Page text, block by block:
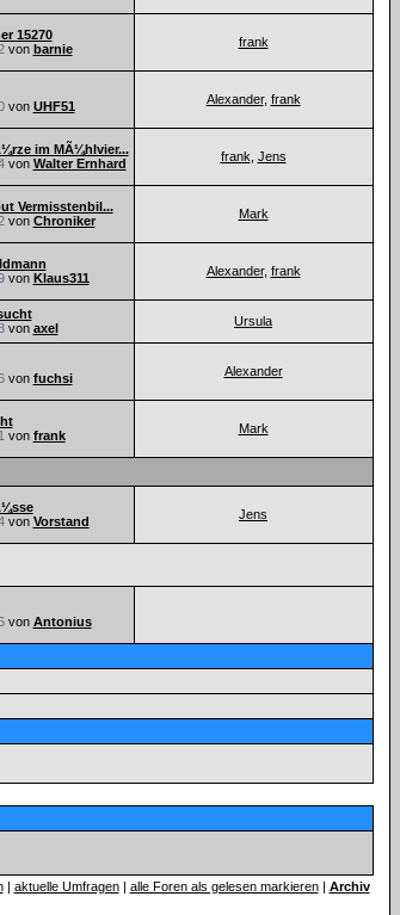
15270
von barnie frank
von UHF51 Alexander, frank
im MÃ¼hlvier...
von Walter Ernhard frank Jens
Vermisstenbil...
von Chroniker Mark
von Klaus311 Alexander, frank
von axel Ursula
von fuchsi Alexander
von frank Mark
von Vorstand Jens
von Antonius
| aktuelle Umfragen| alle Foren als gelesen markieren| Archiv